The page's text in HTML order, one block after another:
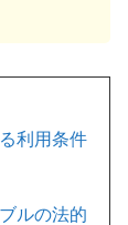
利用条件
ルの法的